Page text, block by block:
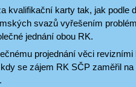
kvalifikační karty tak, jak podle
svazů vyřešením
jednání obou RK.
projednání věci
se zájem RK SČP zaměřil na